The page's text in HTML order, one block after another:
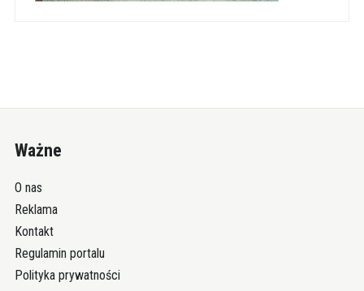
Ważne
O nas
Reklama
Kontakt
Regulamin portalu
Polityka prywatności